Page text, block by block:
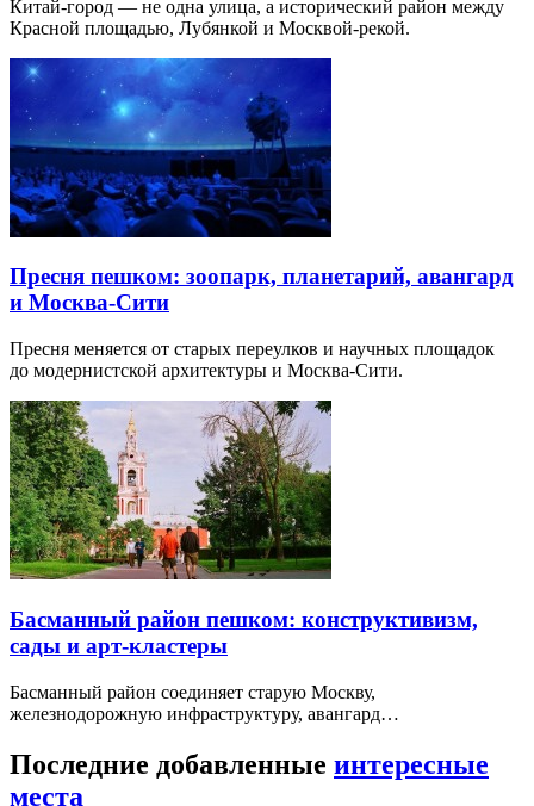
Китай-город — не одна улица, а исторический район между
Красной площадью, Лубянкой и Москвой-рекой.
Пресня пешком: зоопарк, планетарий, авангард
и Москва-Сити
Пресня меняется от старых переулков и научных площадок
до модернистской архитектуры и Москва-Сити.
Басманный район пешком: конструктивизм,
сады и арт-кластеры
Басманный район соединяет старую Москву,
железнодорожную инфраструктуру, авангард…
Последние добавленные интересные
места